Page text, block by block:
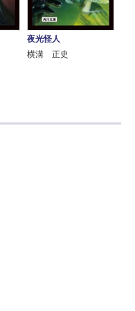
夜光怪人
横溝 正史